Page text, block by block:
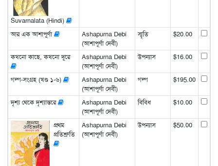
Suvarnalata (Hindi)
আর এক আশাপূর্ণা
Ashapurna Debi
(আশাপূর্ণা দেবী)
স্মৃতি $20.00
কখনো কাছে, কখনো দূরে
Ashapurna Debi
(আশাপূর্ণা দেবী)
উপন্যাস $16.00
গল্প-সংগ্রহ (খণ্ড ১-৬)
Ashapurna Debi
(আশাপূর্ণা দেবী)
গল্প $195.00
দৃশ্য থেকে দৃশ্যান্তরে
Ashapurna Debi
(আশাপূর্ণা দেবী)
বিবিধ $10.00
প্রথম
প্রতিশ্রুতি
Ashapurna Debi
(আশাপূর্ণা দেবী)
উপন্যাস $50.00